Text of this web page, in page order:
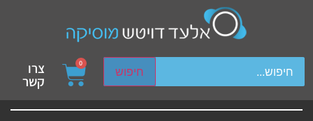
חיפוש
device users, explore by touch or with swipe gestures.
0 צרו
קשר